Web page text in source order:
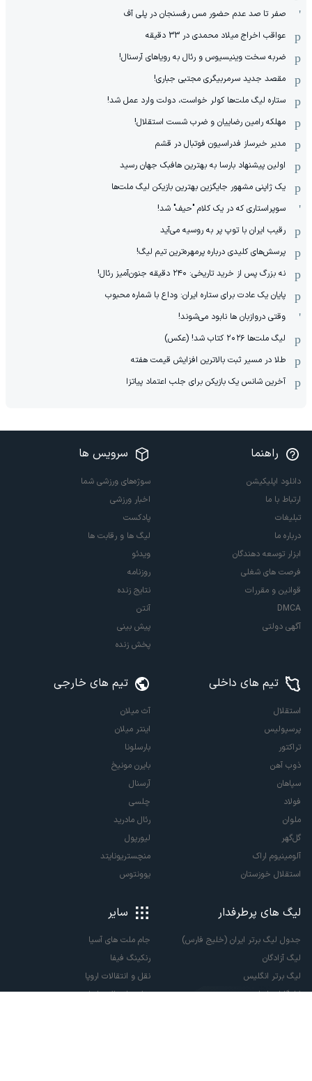
صفر تا صد عدم حضور مس رفسنجان در پلی آف
عواقب اخراج میلاد محمدی در 33 دقیقه
ضربه سخت وینیسیوس و رئال به رویاهای آرسنال!
مقصد جدید سرمربیگری مجتبی جباری!
ستاره لیگ ملت‌ها کولر خواست، دولت وارد عمل شد!
مهلکه رامین رضاییان و ضرب شست استقلال!
مدیر خبرساز فدراسیون فوتبال در قشم
اولین پیشنهاد بارسا به بهترین هافبک جهان رسید
یک ژاپنی مشهور جایگزین بهترین بازیکن لیگ ملت‌ها
سوپراستاری که در یک کلام "حیف" شد!
رقیب ایران با توپ پر به روسیه می‌آید
پرسش‌های کلیدی درباره پرمهره‌ترین تیم لیگ!
نه بزرگ پس از خرید تاریخی: ۲۴۰ دقیقه جنون‌آمیز رئال!
پایان یک عادت برای ستاره ایران: وداع با شماره محبوب
وقتی دروازبان ها نابود می‌شوند!
لیگ ملت‌ها ٢٠٢۶ کتاب شد! (عکس)
طلا در مسیر ثبت بالاترین افزایش قیمت هفته
آخرین شانس یک بازیکن برای جلب اعتماد پیاتزا
راهنما
دانلود اپلیکیشن
ارتباط با ما
تبلیغات
درباره ما
ابزار توسعه دهندگان
فرصت های شغلی
قوانین و مقررات
DMCA
آگهی دولتی
سرویس ها
سوژه‌های ورزشی شما
اخبار ورزشی
پادکست
لیگ ها و رقابت ها
ویدئو
روزنامه
نتایج زنده
آنتن
پیش بینی
پخش زنده
تیم های داخلی
استقلال
پرسپولیس
تراکتور
ذوب آهن
سپاهان
فولاد
ملوان
گل‌گهر
آلومینیوم اراک
استقلال خوزستان
تیم های خارجی
آث میلان
اینتر میلان
بارسلونا
بایرن مونیخ
آرسنال
چلسی
رئال مادرید
لیورپول
منچستریونایتد
یوونتوس
لیگ های پرطرفدار
جدول لیگ برتر ایران (خلیج فارس)
لیگ آزادگان
لیگ برتر انگلیس
لالیگا اسپانیا
سایر
جام ملت های آسیا
رنکینگ فیفا
نقل و انتقالات اروپا
نقل و انتقالات ایران